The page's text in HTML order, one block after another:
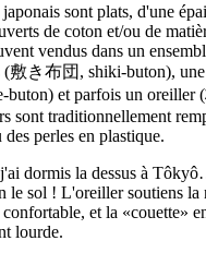
sont plats, d'une
de coton et/ou de
vendus dans un
(敷き布団, shiki-buton),
buton) et parfois un oreiller
sont traditionnellement
des perles en plastique.
dormis la dessus à
le sol ! L'oreiller soutiens la
et la «couette»
lourde.